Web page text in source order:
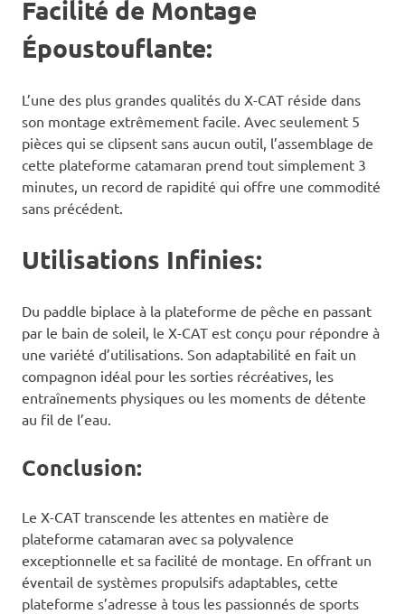
Facilité de Montage
Époustouflante:
L’une des plus grandes qualités du X-CAT réside dans
son montage extrêmement facile. Avec seulement 5
pièces qui se clipsent sans aucun outil, l’assemblage de
cette plateforme catamaran prend tout simplement 3
minutes, un record de rapidité qui offre une commodité
sans précédent.
Utilisations Infinies:
Du paddle biplace à la plateforme de pêche en passant
par le bain de soleil, le X-CAT est conçu pour répondre à
une variété d’utilisations. Son adaptabilité en fait un
compagnon idéal pour les sorties récréatives, les
entraînements physiques ou les moments de détente
au fil de l’eau.
Conclusion:
Le X-CAT transcende les attentes en matière de
plateforme catamaran avec sa polyvalence
exceptionnelle et sa facilité de montage. En offrant un
éventail de systèmes propulsifs adaptables, cette
plateforme s’adresse à tous les passionnés de sports